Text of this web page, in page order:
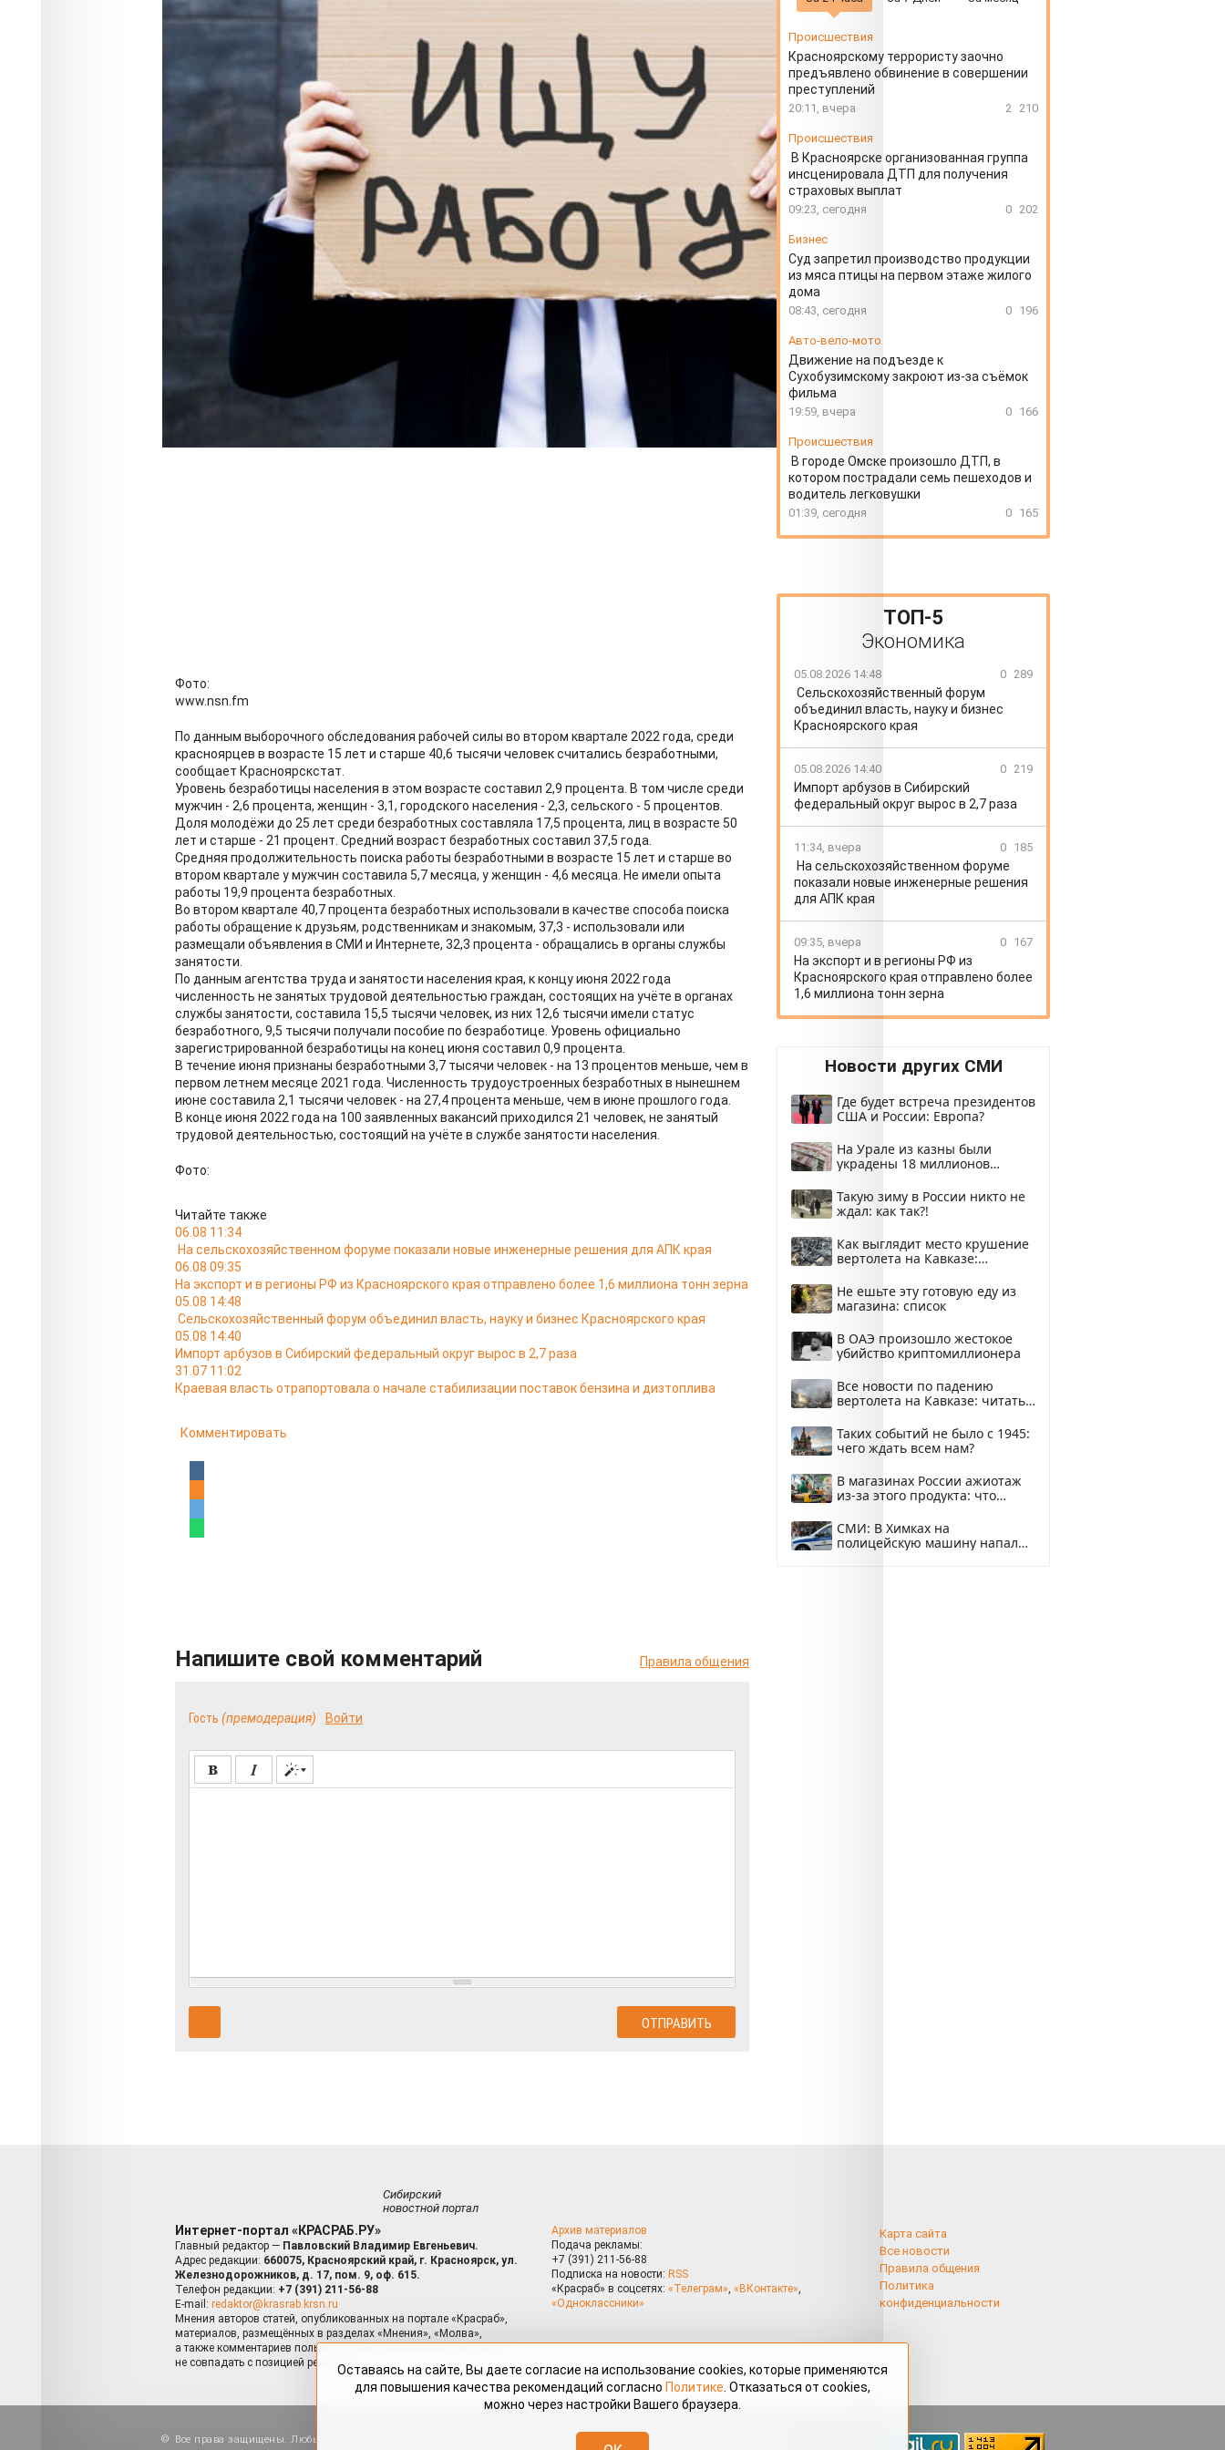
около трёх процентов
23.08.2022 19:25
3385
Фото:
www.nsn.fm
По данным выборочного обследования рабочей силы во втором квартале 2022 года, среди
красноярцев в возрасте 15 лет и старше 40,6 тысячи человек считались безработными,
сообщает Красноярскстат.
Уровень безработицы населения в этом возрасте составил 2,9 процента. В том числе среди
мужчин - 2,6 процента, женщин - 3,1, городского населения - 2,3, сельского - 5 процентов.
Доля молодёжи до 25 лет среди безработных составляла 17,5 процента, лиц в возрасте 50
лет и старше - 21 процент. Средний возраст безработных составил 37,5 года.
Средняя продолжительность поиска работы безработными в возрасте 15 лет и старше во
втором квартале у мужчин составила 5,7 месяца, у женщин - 4,6 месяца. Не имели опыта
работы 19,9 процента безработных.
Во втором квартале 40,7 процента безработных использовали в качестве способа поиска
работы обращение к друзьям, родственникам и знакомым, 37,3 - использовали или
размещали объявления в СМИ и Интернете, 32,3 процента - обращались в органы службы
занятости.
По данным агентства труда и занятости населения края, к концу июня 2022 года
численность не занятых трудовой деятельностью граждан, состоящих на учёте в органах
службы занятости, составила 15,5 тысячи человек, из них 12,6 тысячи имели статус
безработного, 9,5 тысячи получали пособие по безработице. Уровень официально
зарегистрированной безработицы на конец июня составил 0,9 процента.
В течение июня признаны безработными 3,7 тысячи человек - на 13 процентов меньше, чем в
первом летнем месяце 2021 года. Численность трудоустроенных безработных в нынешнем
июне составила 2,1 тысячи человек - на 27,4 процента меньше, чем в июне прошлого года.
В конце июня 2022 года на 100 заявленных вакансий приходился 21 человек, не занятый
трудовой деятельностью, состоящий на учёте в службе занятости населения.
Фото:
Читайте также
06.08 11:34
На сельскохозяйственном форуме показали новые инженерные решения для АПК края
06.08 09:35
На экспорт и в регионы РФ из Красноярского края отправлено более 1,6 миллиона тонн зерна
05.08 14:48
Сельскохозяйственный форум объединил власть, науку и бизнес Красноярского края
05.08 14:40
Импорт арбузов в Сибирский федеральный округ вырос в 2,7 раза
31.07 11:02
Краевая власть отрапортовала о начале стабилизации поставок бензина и дизтоплива
Комментировать
Напишите свой комментарий Правила общения
Гость (премодерация) Войти
Происшествия
Красноярскому террористу заочно
предъявлено обвинение в совершении
преступлений
20:11, вчера 2 210
Происшествия
В Красноярске организованная группа
инсценировала ДТП для получения
страховых выплат
09:23, сегодня 0 202
Бизнес
Суд запретил производство продукции
из мяса птицы на первом этаже жилого
дома
08:43, сегодня 0 196
Авто-вело-мото
Движение на подъезде к
Сухобузимскому закроют из-за съёмок
фильма
19:59, вчера 0 166
Происшествия
В городе Омске произошло ДТП, в
котором пострадали семь пешеходов и
водитель легковушки
01:39, сегодня 0 165
ТОП-5
Экономика
05.08.2026 14:48 0 289
Сельскохозяйственный форум
объединил власть, науку и бизнес
Красноярского края
05.08.2026 14:40 0 219
Импорт арбузов в Сибирский
федеральный округ вырос в 2,7 раза
11:34, вчера 0 185
На сельскохозяйственном форуме
показали новые инженерные решения
для АПК края
09:35, вчера 0 167
На экспорт и в регионы РФ из
Красноярского края отправлено более
1,6 миллиона тонн зерна
Новости других СМИ
Где будет встреча президентов
США и России: Европа?
На Урале из казны были
украдены 18 миллионов
Такую зиму в России никто не
ждал: как так?!
Как выглядит место крушение
вертолета на Кавказе:
Не ешьте эту готовую еду из
магазина: список
В ОАЭ произошло жестокое
убийство криптомиллионера
Все новости по падению
вертолета на Кавказе: читать
Таких событий не было с 1945:
чего ждать всем нам?
В магазинах России ажиотаж
из-за этого продукта: что
СМИ: В Химках на
полицейскую машину напали
Сибирский
новостной портал
Интернет-портал «КРАСРАБ.РУ»
Главный редактор — Павловский Владимир Евгеньевич.
Адрес редакции: 660075, Красноярский край, г. Красноярск, ул.
Железнодорожников, д. 17, пом. 9, оф. 615.
Телефон редакции: +7 (391) 211-56-88
E-mail: redaktor@krasrab.krsn.ru
Мнения авторов статей, опубликованных на портале «Красраб»,
материалов, размещённых в разделах «Мнения», «Молва»,
а также комментариев пользователей к материалам сайта могут
не совпадать с позицией редакции.
Архив материалов
Подача рекламы:
+7 (391) 211-56-88
Подписка на новости: RSS
«Красраб» в соцсетях: «Телеграм», «ВКонтакте»,
«Одноклассники»
Карта сайта
Все новости
Правила общения
Политика
конфиденциальности
Все права защищены. Любые материалы, размещённые на портале «Красраб.ру» сотрудниками редакции, нештатными
Оставаясь на сайте, Вы даете согласие на использование cookies, которые применяются
для повышения качества рекомендаций согласно Политике . Отказаться от cookies,
можно через настройки Вашего браузера.